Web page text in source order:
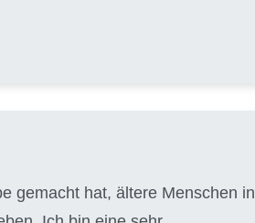
gemacht hat, ältere Menschen in